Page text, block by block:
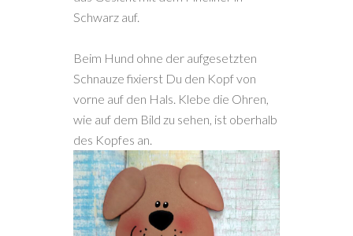
Schwarz auf.
Beim Hund ohne der aufgesetzten
Schnauze fixierst Du den Kopf von
vorne auf den Hals. Klebe die Ohren,
wie auf dem Bild zu sehen, ist oberhalb
des Kopfes an.